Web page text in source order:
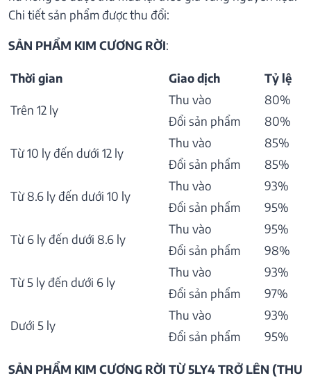
Chi tiết sản phẩm được thu đổi:
SẢN PHẨM KIM CƯƠNG RỜI:
Thời gian Giao dịch Tỷ lệ
Trên 12 ly
Thu vào
80%
Đổi sản phẩm
80%
Từ 10 ly đến dưới 12 ly
Thu vào
85%
Đổi sản phẩm
85%
Từ 8.6 ly đến dưới 10 ly
Thu vào
93%
Đổi sản phẩm
95%
Từ 6 ly đến dưới 8.6 ly
Thu vào
95%
Đổi sản phẩm
98%
Từ 5 ly đến dưới 6 ly
Thu vào
93%
Đổi sản phẩm
97%
Dưới 5 ly
Thu vào
93%
Đổi sản phẩm
95%
SẢN PHẨM KIM CƯƠNG RỜI TỪ 5LY4 TRỞ LÊN (THU